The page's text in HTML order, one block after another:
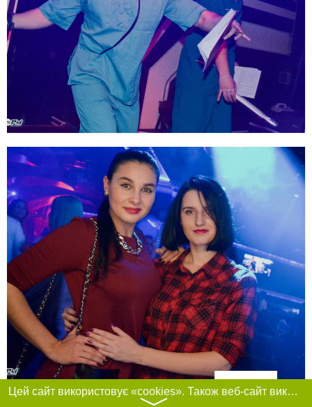
Фільтри
Цей сайт використовує «cookies». Також веб-сайт використовує інтернет-сервіс для збору технічних даних стосовно відвідувачів з метою отримання маркетингової та статистичної інформації. Умови обробки даних відвідувачів сайту див.
〉